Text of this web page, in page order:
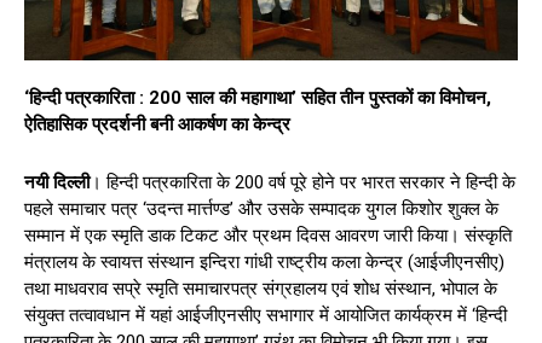
‘हिन्दी पत्रकारिता : 200 साल की महागाथा’ सहित तीन पुस्तकों का विमोचन,
ऐतिहासिक प्रदर्शनी बनी आकर्षण का केन्द्र
नयी दिल्ली। हिन्दी पत्रकारिता के 200 वर्ष पूरे होने पर भारत सरकार ने हिन्दी के
पहले समाचार पत्र ‘उदन्त मार्त्तण्ड’ और उसके सम्पादक युगल किशोर शुक्ल के
सम्मान में एक स्मृति डाक टिकट और प्रथम दिवस आवरण जारी किया। संस्कृति
मंत्रालय के स्वायत्त संस्थान इन्दिरा गांधी राष्ट्रीय कला केन्द्र (आईजीएनसीए)
तथा माधवराव सप्रे स्मृति समाचारपत्र संग्रहालय एवं शोध संस्थान, भोपाल के
संयुक्त तत्वावधान में यहां आईजीएनसीए सभागार में आयोजित कार्यक्रम में ‘हिन्दी